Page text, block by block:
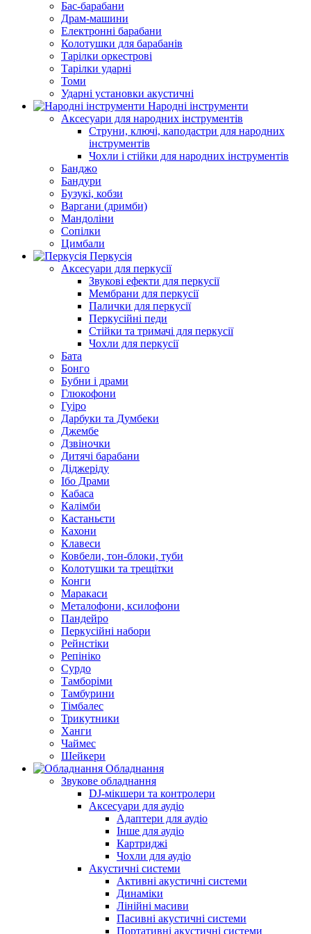
Бас-барабани
Драм-машини
Електронні барабани
Колотушки для барабанів
Тарілки оркестрові
Тарілки ударні
Томи
Ударні установки акустичні
Народні інструменти
Аксесуари для народних інструментів
Струни, ключі, каподастри для народних
інструментів
Чохли і стійки для народних інструментів
Банджо
Бандури
Бузукі, кобзи
Варгани (дримби)
Мандоліни
Сопілки
Цимбали
Перкусія
Аксесуари для перкусії
Звукові ефекти для перкусії
Мембрани для перкусії
Палички для перкусії
Перкусійні педи
Стійки та тримачі для перкусії
Чохли для перкусії
Бата
Бонго
Бубни і драми
Глюкофони
Гуіро
Дарбуки та Думбеки
Джембе
Дзвіночки
Дитячі барабани
Діджеріду
Ібо Драми
Кабаса
Калімби
Кастаньєти
Кахони
Клавеси
Ковбели, тон-блоки, туби
Колотушки та трещітки
Конги
Маракаси
Металофони, ксилофони
Пандейро
Перкусійні набори
Рейнстіки
Репініко
Сурдо
Тамборіми
Тамбурини
Тімбалес
Трикутники
Ханги
Чаймес
Шейкери
Обладнання
Звукове обладнання
DJ-мікшери та контролери
Аксесуари для аудіо
Адаптери для аудіо
Інше для аудіо
Картриджі
Чохли для аудіо
Акустичні системи
Активні акустичні системи
Динаміки
Лінійні масиви
Пасивні акустичні системи
Портативні акустичні системи